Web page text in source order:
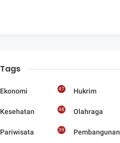
Tags
Ekonomi 47 Hukrim
Kesehatan 48 Olahraga
Pariwisata 39 Pembangunan